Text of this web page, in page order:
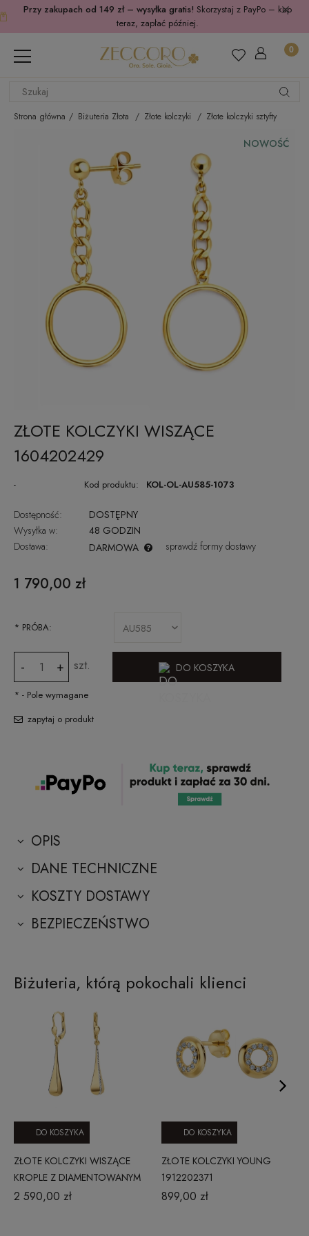
Przy zakupach od 149 zł – wysyłka gratis! Skorzystaj z PayPo – kup
teraz, zapłać później.
Strona główna Biżuteria Złota Złote kolczyki Złote kolczyki sztyfty
NOWOŚĆ
ZŁOTE KOLCZYKI WISZĄCE
1604202429
- Kod produktu: KOL-OL-AU585-1073
Dostępność:
DOSTĘPNY
Wysyłka w:
48 GODZIN
Dostawa:
DARMOWA sprawdź formy dostawy
1 790,00 zł
* PRÓBA:
- + szt. DO KOSZYKA
* - Pole wymagane
zapytaj o produkt
OPIS
DANE TECHNICZNE
KOSZTY DOSTAWY
BEZPIECZEŃSTWO
Biżuteria, którą pokochali klienci
ZŁOTE KOLCZYKI WISZĄCE
KROPLE Z DIAMENTOWANYM
AKCENTEM 585 - SUBTELNY
2 590,00 zł
DO KOSZYKA
ZŁOTE KOLCZYKI YOUNG
1912202371
899,00 zł
DO KOSZYKA